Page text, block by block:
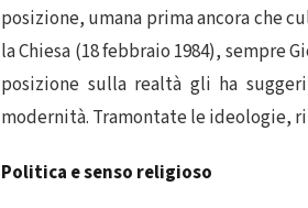
posizione, umana prima ancora che
la Chiesa (18 febbraio 1984), sempre
posizione sulla realtà gli ha
modernità. Tramontate le ideologie,
Politica e senso religioso